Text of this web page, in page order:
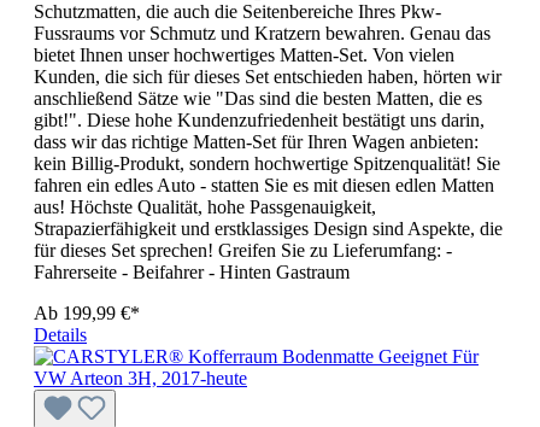
Schutzmatten, die auch die Seitenbereiche Ihres Pkw-
Fussraums vor Schmutz und Kratzern bewahren. Genau das
bietet Ihnen unser hochwertiges Matten-Set. Von vielen
Kunden, die sich für dieses Set entschieden haben, hörten wir
anschließend Sätze wie "Das sind die besten Matten, die es
gibt!". Diese hohe Kundenzufriedenheit bestätigt uns darin,
dass wir das richtige Matten-Set für Ihren Wagen anbieten:
kein Billig-Produkt, sondern hochwertige Spitzenqualität! Sie
fahren ein edles Auto - statten Sie es mit diesen edlen Matten
aus! Höchste Qualität, hohe Passgenauigkeit,
Strapazierfähigkeit und erstklassiges Design sind Aspekte, die
für dieses Set sprechen! Greifen Sie zu Lieferumfang: -
Fahrerseite - Beifahrer - Hinten Gastraum
Ab 199,99 €*
Details